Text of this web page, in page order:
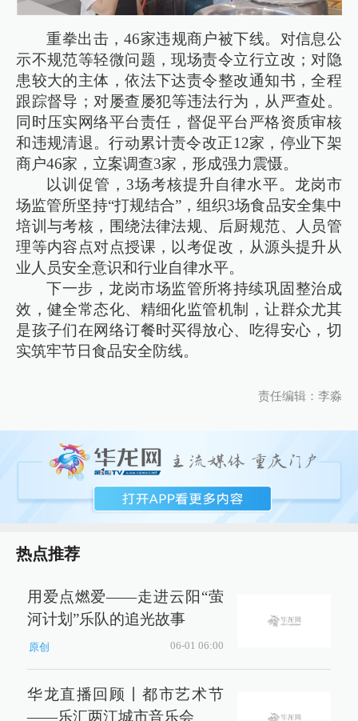
重拳出击，46家违规商户被下线。对信息公
示不规范等轻微问题，现场责令立行立改；对隐
患较大的主体，依法下达责令整改通知书，全程
跟踪督导；对屡查屡犯等违法行为，从严查处。
同时压实网络平台责任，督促平台严格资质审核
和违规清退。行动累计责令改正12家，停业下架
商户46家，立案调查3家，形成强力震慑。
以训促管，3场考核提升自律水平。龙岗市
场监管所坚持“打规结合”，组织3场食品安全集中
培训与考核，围绕法律法规、后厨规范、人员管
理等内容点对点授课，以考促改，从源头提升从
业人员安全意识和行业自律水平。
下一步，龙岗市场监管所将持续巩固整治成
效，健全常态化、精细化监管机制，让群众尤其
是孩子们在网络订餐时买得放心、吃得安心，切
实筑牢节日食品安全防线。
责任编辑：李淼
热点推荐
用爱点燃爱——走进云阳“萤
河计划”乐队的追光故事
原创 06-01 06:00
华龙直播回顾丨都市艺术节
——乐汇两江城市音乐会